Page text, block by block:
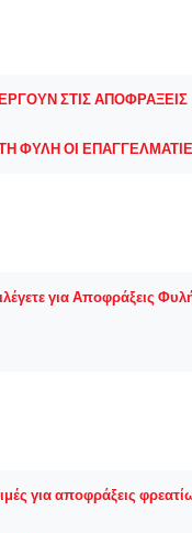
ΣΤΙΣ ΑΠΟΦΡΑΞΕΙΣ
ΦΥΛΗ ΟΙ
για Αποφράξεις
για αποφράξεις